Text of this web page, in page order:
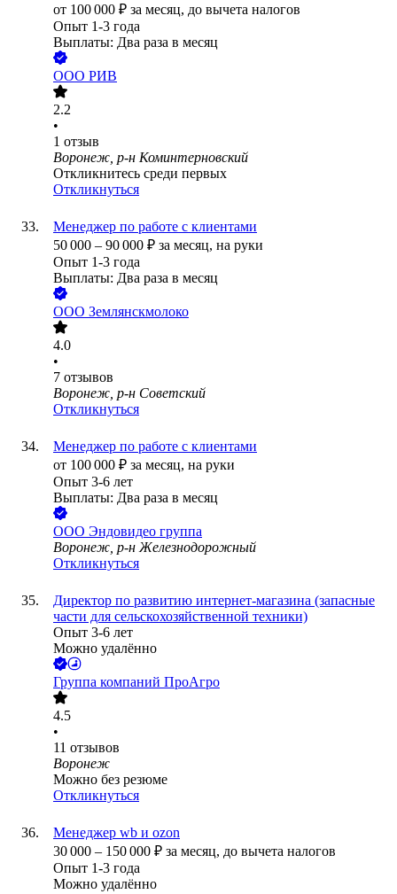
от 100 000 ₽ за месяц, до вычета налогов
Опыт 1-3 года
Выплаты: Два раза в месяц
ООО РИВ
2.2
•
1 отзыв
Воронеж, р-н Коминтерновский
Откликнитесь среди первых
Откликнуться
Менеджер по работе с клиентами
50 000 – 90 000 ₽ за месяц, на руки
Опыт 1-3 года
Выплаты: Два раза в месяц
ООО Землянскмолоко
4.0
•
7 отзывов
Воронеж, р-н Советский
Откликнуться
Менеджер по работе с клиентами
от 100 000 ₽ за месяц, на руки
Опыт 3-6 лет
Выплаты: Два раза в месяц
ООО Эндовидео группа
Воронеж, р-н Железнодорожный
Откликнуться
Директор по развитию интернет-магазина (запасные
части для сельскохозяйственной техники)
Опыт 3-6 лет
Можно удалённо
Группа компаний ПроАгро
4.5
•
11 отзывов
Воронеж
Можно без резюме
Откликнуться
Менеджер wb и ozon
30 000 – 150 000 ₽ за месяц, до вычета налогов
Опыт 1-3 года
Можно удалённо